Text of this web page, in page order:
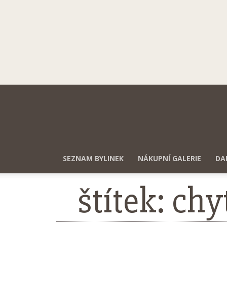
SEZNAM BYLINEK NÁKUPNÍ GALERIE
štítek: